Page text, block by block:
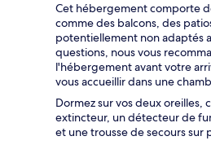
Cet hébergement comporte
comme des balcons, des
potentiellement non adaptés
questions, nous vous
l'hébergement avant votre
vous accueillir dans une
Dormez sur vos deux oreilles,
extincteur, un détecteur de
et une trousse de secours sur